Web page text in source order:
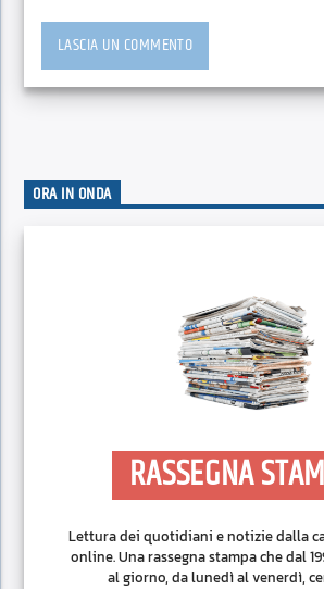
ORA IN ONDA
RASSEGNA
Lettura dei quotidiani e notizie dalla
online. Una rassegna stampa che dal
al giorno, da lunedì al venerdì,